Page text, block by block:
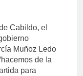
Cabildo, el
Muñoz Ledo
de la
para